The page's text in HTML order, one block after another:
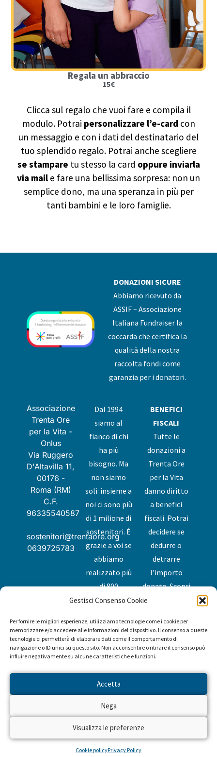
Gestisci Consenso Cookie
Per fornire le migliori esperienze, utilizziamo tecnologie come i cookie per
memorizzare e/o accedere alle informazioni del dispositivo. Il consenso a queste
tecnologie ci permetterà di elaborare dati come il comportamento di
navigazione o ID unici su questo sito. Non acconsentire o ritirare il consenso può
influire negativamente su alcune caratteristiche e funzioni.
Accetta
Nega
Visualizza le preferenze
Cookie policyPrivacy Policy
Regala un abbraccio
15€
Clicca sul regalo che vuoi fare e compila il
modulo. Potrai personalizzare l’e-card con
un messaggio e con i dati del destinatario del
tuo splendido regalo. Potrai anche scegliere
se stampare tu stesso la card oppure inviarla
via mail e fare una bellissima sorpresa: non un
semplice dono, ma una speranza in più per
tanti bambini e le loro famiglie.
DONAZIONI SICURE
Abbiamo ricevuto da
ASSIF – Associazione
Italiana Fundraiser la
coccarda che certifica la
qualità della nostra
raccolta fondi come
garanzia per i donatori.
Associazione
Trenta Ore
per la Vita -
Onlus
Via Ruggero
D'Altavilla 11,
00176 -
Roma (RM)
C.F.
96335540587
sostenitori@trentaore.org
0639725783
Dal 1994
siamo al
fianco di chi
ha più
bisogno. Ma
non siamo
soli: insieme a
noi ci sono più
di 1 milione di
sostenitori. È
grazie a voi se
abbiamo
realizzato più
di 800
progetti con
associazioni.
Insieme,
abbiamo
vita di
tantissimi
bambini e
BENEFICI
FISCALI
Tutte le
donazioni a
Trenta Ore
per la Vita
danno diritto
a benefici
fiscali. Potrai
decidere se
dedurre o
detrarre
l’importo
donato.Scopri
Cookies